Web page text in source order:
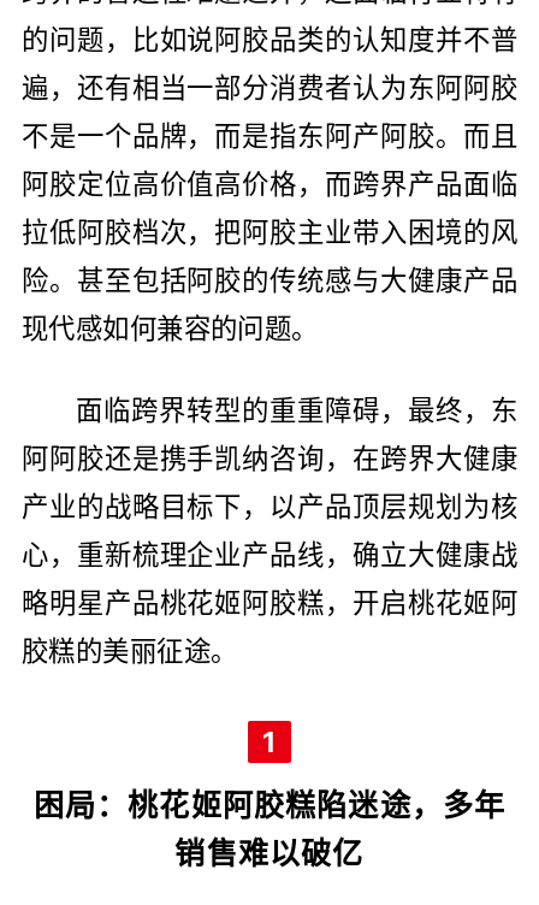
的问题，比如说阿胶品类的认知度并不普
遍，还有相当一部分消费者认为东阿阿胶
不是一个品牌，而是指东阿产阿胶。而且
阿胶定位高价值高价格，而跨界产品面临
拉低阿胶档次，把阿胶主业带入困境的风
险。甚至包括阿胶的传统感与大健康产品
现代感如何兼容的问题。
面临跨界转型的重重障碍，最终，东
阿阿胶还是携手凯纳咨询，在跨界大健康
产业的战略目标下，以产品顶层规划为核
心，重新梳理企业产品线，确立大健康战
略明星产品桃花姬阿胶糕，开启桃花姬阿
胶糕的美丽征途。
1
困局：桃花姬阿胶糕陷迷途，多年
销售难以破亿